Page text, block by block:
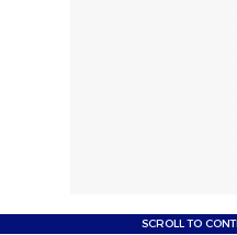
SCROLL TO